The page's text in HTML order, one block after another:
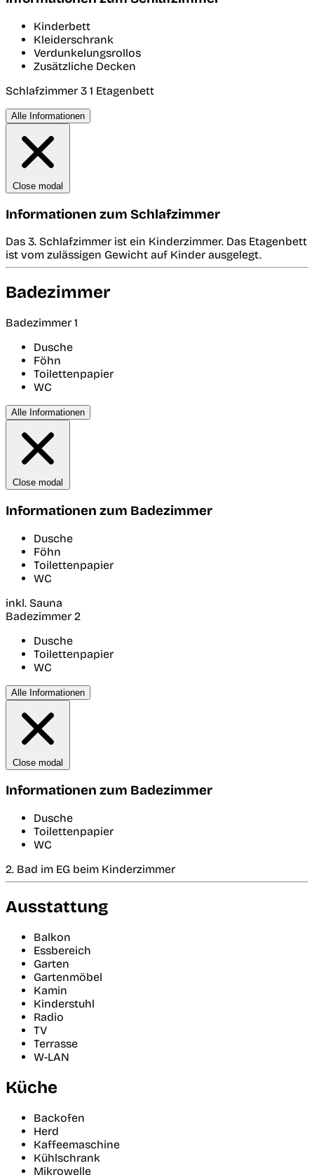
Kinderbett
Kleiderschrank
Verdunkelungsrollos
Zusätzliche Decken
Schlafzimmer 3 1 Etagenbett
Alle Informationen
Close modal
Informationen zum Schlafzimmer
Das 3. Schlafzimmer ist ein Kinderzimmer. Das Etagenbett
ist vom zulässigen Gewicht auf Kinder ausgelegt.
Badezimmer
Badezimmer 1
Dusche
Föhn
Toilettenpapier
WC
Alle Informationen
Close modal
Informationen zum Badezimmer
Dusche
Föhn
Toilettenpapier
WC
inkl. Sauna
Badezimmer 2
Dusche
Toilettenpapier
WC
Alle Informationen
Close modal
Informationen zum Badezimmer
Dusche
Toilettenpapier
WC
2. Bad im EG beim Kinderzimmer
Ausstattung
Balkon
Essbereich
Garten
Gartenmöbel
Kamin
Kinderstuhl
Radio
TV
Terrasse
W-LAN
Küche
Backofen
Herd
Kaffeemaschine
Kühlschrank
Mikrowelle